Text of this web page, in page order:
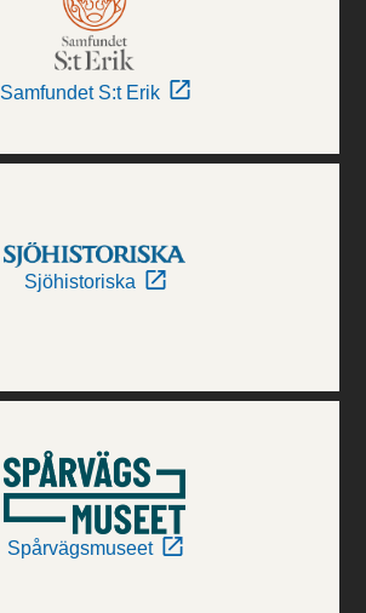
Samfundet S:t Erik
Sjöhistoriska
Spårvägsmuseet